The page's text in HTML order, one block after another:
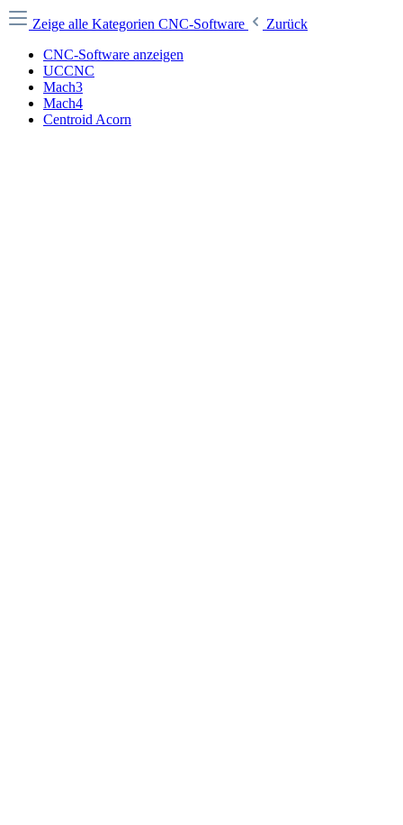
Zeige alle Kategorien CNC-Software
Zurück
CNC-Software anzeigen
UCCNC
Mach3
Mach4
Centroid Acorn